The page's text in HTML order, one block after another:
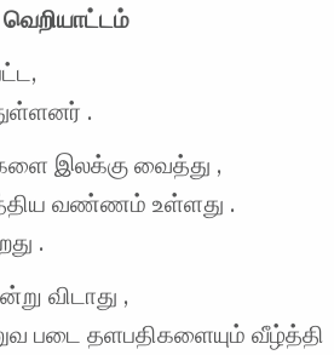
.
இலக்கு வைத்து ,
வண்ணம் உள்ளது .
.
விடாது ,
படை தளபதிகளையும் வீழ்த்தி